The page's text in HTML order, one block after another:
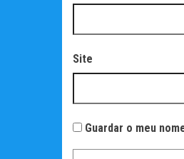
Site
Guardar o meu